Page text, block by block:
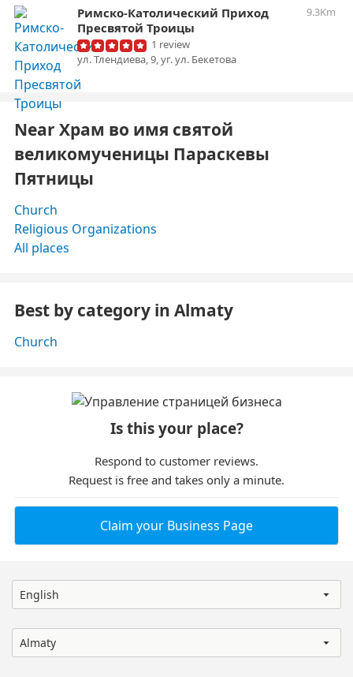
Римско-Католический Приход
Пресвятой Троицы
9.3Km
1 review
ул. Тлендиева, 9, уг. ул. Бекетова
Near Храм во имя святой
великомученицы Параскевы
Пятницы
Church
Religious Organizations
All places
Best by category in Almaty
Church
Is this your place?
Respond to customer reviews.
Request is free and takes only a minute.
Claim your Business Page
English
Almaty